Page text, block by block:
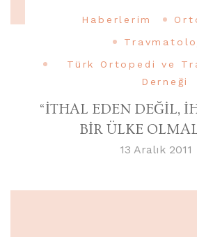
Haberlerim
Türk Ortopedi ve
Derneği
“İTHAL EDEN DEĞİL,
BİR ÜLKE
13 Aralık 2011